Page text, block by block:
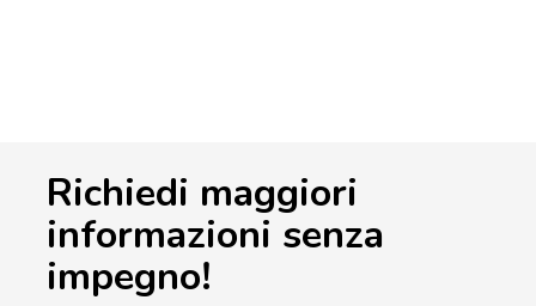
Richiedi maggiori
informazioni senza
impegno!